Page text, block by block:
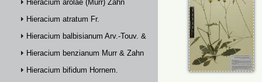
Hieracium arolae (Murr) Zahn
Hieracium atratum Fr.
Hieracium balbisianum Arv.-Touv. & Briq.
Hieracium benzianum Murr & Zahn
Hieracium bifidum Hornem.